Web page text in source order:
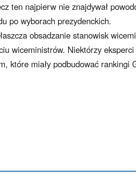
ten najpierw nie znajdywał
po wyborach prezydenckich.
obsadzanie stanowisk
wiceministrów. Niektórzy
które miały podbudować rankingi